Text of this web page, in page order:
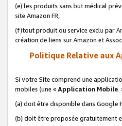
(e) les produits sans but médical
site Amazon FR,
(f)tout produit ou service exclu par
création de liens sur Amazon et
Politique Relative aux
Si votre Site comprend une
mobiles (une « Application Mobile
(a) doit être disponible dans Google
(b) doit être proposée gratuitement